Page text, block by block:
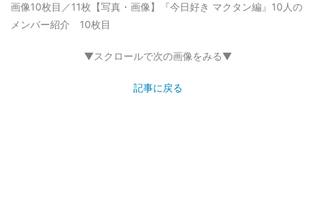
画像10枚目／11枚 【写真・画像】『今日好き マクタン編』10人の
メンバー紹介 10枚目
▼スクロールで次の画像をみる▼
記事に戻る